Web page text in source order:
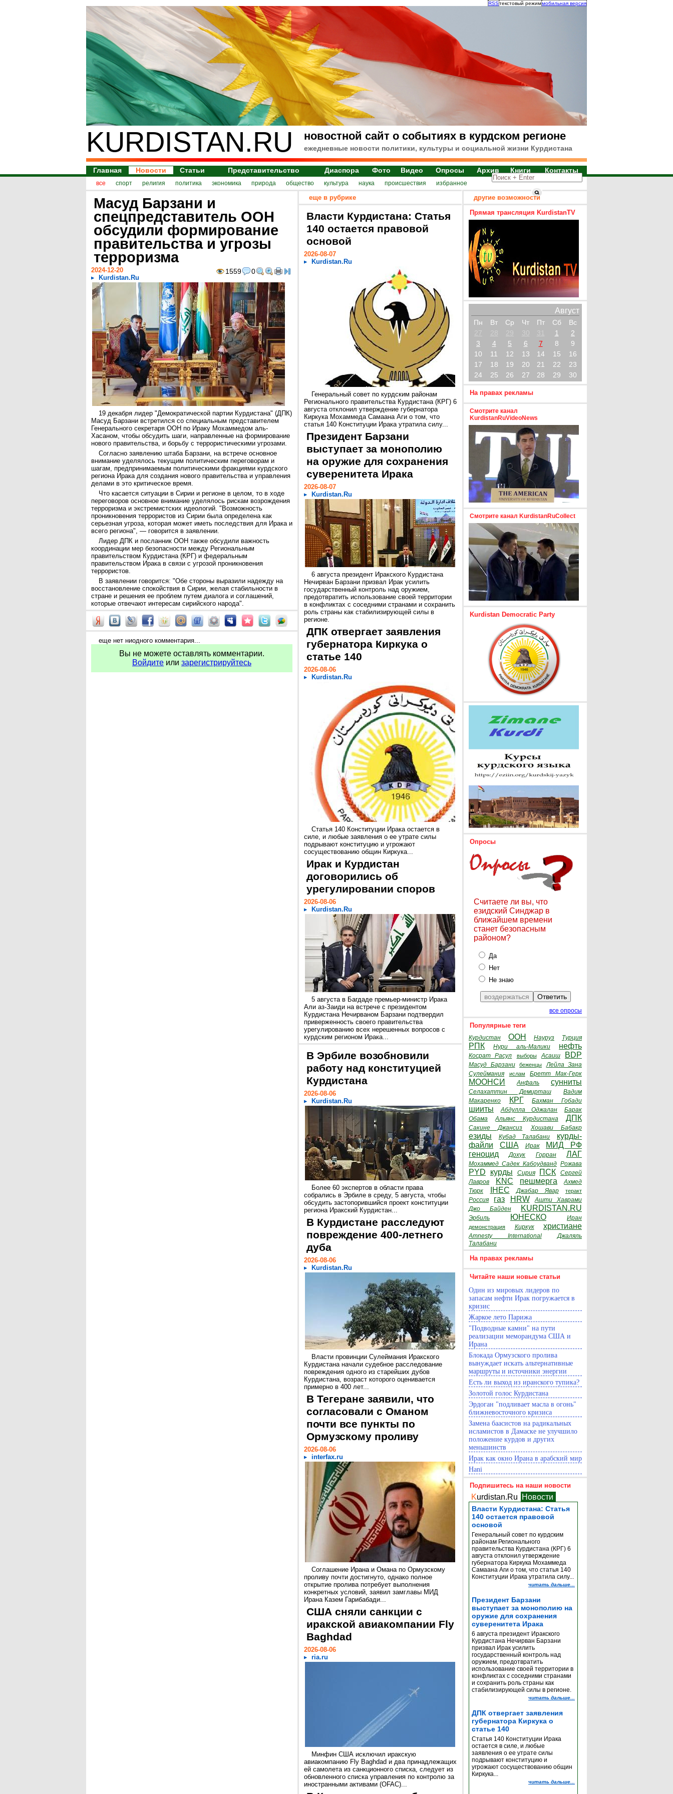
RSSтекстовый режиммобильная версия
KURDISTAN.RU новостной сайт о событиях в курдском регионе
ежедневные новости политики, культуры и социальной жизни Курдистана
Главная Новости Статьи Представительство Диаспора Фото Видео Опросы Архив Книги Контакты
все спорт религия политика экономика природа общество культура наука происшествия избранное
Масуд Барзани и
спецпредставитель ООН
обсудили формирование
правительства и угрозы
терроризма
1559 0
2024-12-20
Kurdistan.Ru
19 декабря лидер "Демократической партии Курдистана" (ДПК)
Масуд Барзани встретился со специальным представителем
Генерального секретаря ООН по Ираку Мохаммедом аль-
Хасаном, чтобы обсудить шаги, направленные на формирование
нового правительства, и борьбу с террористическими угрозами.
Согласно заявлению штаба Барзани, на встрече основное
внимание уделялось текущим политическим переговорам и
шагам, предпринимаемым политическими фракциями курдского
региона Ирака для создания нового правительства и управления
делами в это критическое время.
Что касается ситуации в Сирии и регионе в целом, то в ходе
переговоров основное внимание уделялось рискам возрождения
терроризма и экстремистских идеологий. "Возможность
проникновения террористов из Сирии была определена как
серьезная угроза, которая может иметь последствия для Ирака и
всего региона", — говорится в заявлении.
Лидер ДПК и посланник ООН также обсудили важность
координации мер безопасности между Региональным
правительством Курдистана (КРГ) и федеральным
правительством Ирака в связи с угрозой проникновения
террористов.
В заявлении говорится: "Обе стороны выразили надежду на
восстановление спокойствия в Сирии, желая стабильности в
стране и решения ее проблем путем диалога и соглашений,
которые отвечают интересам сирийского народа".
еще нет ниодного комментария...
Вы не можете оставлять комментарии.
Войдите или зарегистрируйтесь
еще в рубрике
Власти Курдистана: Статья
140 остается правовой
основой
2026-08-07
Kurdistan.Ru
Генеральный совет по курдским районам
Регионального правительства Курдистана (КРГ) 6
августа отклонил утверждение губернатора
Киркука Мохаммеда Самаана Аги о том, что
статья 140 Конституции Ирака утратила силу...
Президент Барзани
выступает за монополию
на оружие для сохранения
суверенитета Ирака
2026-08-07
Kurdistan.Ru
6 августа президент Иракского Курдистана
Нечирван Барзани призвал Ирак усилить
государственный контроль над оружием,
предотвратить использование своей территории
в конфликтах с соседними странами и сохранить
роль страны как стабилизирующей силы в
регионе.
ДПК отвергает заявления
губернатора Киркука о
статье 140
2026-08-06
Kurdistan.Ru
Статья 140 Конституции Ирака остается в
силе, и любые заявления о ее утрате силы
подрывают конституцию и угрожают
сосуществованию общин Киркука...
Ирак и Курдистан
договорились об
урегулировании споров
2026-08-06
Kurdistan.Ru
5 августа в Багдаде премьер-министр Ирака
Али аз-Заиди на встрече с президентом
Курдистана Нечирваном Барзани подтвердил
приверженность своего правительства
урегулированию всех нерешенных вопросов с
курдским регионом Ирака...
В Эрбиле возобновили
работу над конституцией
Курдистана
2026-08-06
Kurdistan.Ru
Более 60 экспертов в области права
собрались в Эрбиле в среду, 5 августа, чтобы
обсудить застопорившийся проект конституции
региона Иракский Курдистан...
В Курдистане расследуют
повреждение 400-летнего
дуба
2026-08-06
Kurdistan.Ru
Власти провинции Сулеймания Иракского
Курдистана начали судебное расследование
повреждения одного из старейших дубов
Курдистана, возраст которого оценивается
примерно в 400 лет...
В Тегеране заявили, что
согласовали с Оманом
почти все пункты по
Ормузскому проливу
2026-08-06
interfax.ru
Соглашение Ирана и Омана по Ормузскому
проливу почти достигнуто, однако полное
открытие пролива потребует выполнения
конкретных условий, заявил замглавы МИД
Ирана Казем Гарибабади...
США сняли санкции с
иракской авиакомпании Fly
Baghdad
2026-08-06
ria.ru
Минфин США исключил иракскую
авиакомпанию Fly Baghdad и два принадлежащих
ей самолета из санкционного списка, следует из
обновленного списка управления по контролю за
иностранными активами (OFAC)...
другие возможности
Прямая трансляция KurdistanTV
Август
Пн Вт Ср Чт Пт Сб
Вс
27
28 29 30 31 1
2
3
4 5 6 7 8
9
10
11 12 13 14 15
16
17
18 19 20 21 22
23
24
25 26 27 28 29 30
На правах рекламы
Смотрите канал
KurdistanRuVideoNews
Смотрите канал KurdistanRuCollect
Kurdistan Democratic Party
Опросы
Считаете ли вы, что
езидский Синджар в
ближайшем времени
станет безопасным
районом?
Да
Нет
Не знаю
все опросы
Популярные теги
Курдистан ООН Науруз Турция
РПК Нури аль-Малики нефть
Косрат Расул выборы Асаиш BDP
Масуд Барзани беженцы
Лейла Зана
Сулеймания
ислам Бретт Мак-Герк
МООНСИ Анфаль сунниты
Селахаттин Демирташ
Вадим
Макаренко
КРГ Бахман Гобади
шииты Абдулла Оджалан
Барак
Обама
Альянс Курдистана ДПК
Сакине Джансиз Хошави Бабакр
езиды Кубад Талабани
курды-
файли
США Ирак
МИД РФ
геноцид
Дохук Горран ЛАГ
Мохаммед Садек Кабоудванд Рожава
PYD курды Сирия ПСК
Сергей
Лавров
KNC пешмерга
Ахмед
Тюрк
IHEC Джабар Явар теракт
Россия газ HRW
Ашти Хаврами
Джо Байден
KURDISTAN.RU
Эрбиль ЮНЕСКО Иран
демонстрация Киркук христиане
Amnesty International
Джаляль
Талабани
На правах рекламы
Читайте наши новые статьи
Один из мировых лидеров по
запасам нефти Ирак погружается в
кризис
Жаркое лето Парижа
"Подводные камни" на пути
реализации меморандума США и
Ирана
Блокада Ормузского пролива
вынуждает искать альтернативные
маршруты и источники энергии
Есть ли выход из иранского тупика?
Золотой голос Курдистана
Эрдоган "подливает масла в огонь"
ближневосточного кризиса
Замена баасистов на радикальных
исламистов в Дамаске не улучшило
положение курдов и других
меньшинств
Ирак как окно Ирана в арабский мир
Hani
Подпишитесь на наши новости
Kurdistan.Ru Новости
Власти Курдистана: Статья
140 остается правовой
основой
Генеральный совет по курдским
районам Регионального
правительства Курдистана (КРГ) 6
августа отклонил утверждение
губернатора Киркука Мохаммеда
Самаана Аги о том, что статья 140
Конституции Ирака утратила силу...
читать дальше...
Президент Барзани
выступает за монополию на
оружие для сохранения
суверенитета Ирака
6 августа президент Иракского
Курдистана Нечирван Барзани
призвал Ирак усилить
государственный контроль над
оружием, предотвратить
использование своей территории в
конфликтах с соседними странами
и сохранить роль страны как
стабилизирующей силы в регионе.
читать дальше...
ДПК отвергает заявления
губернатора Киркука о
статье 140
Статья 140 Конституции Ирака
остается в силе, и любые
заявления о ее утрате силы
подрывают конституцию и
угрожают сосуществованию общин
Киркука...
читать дальше...